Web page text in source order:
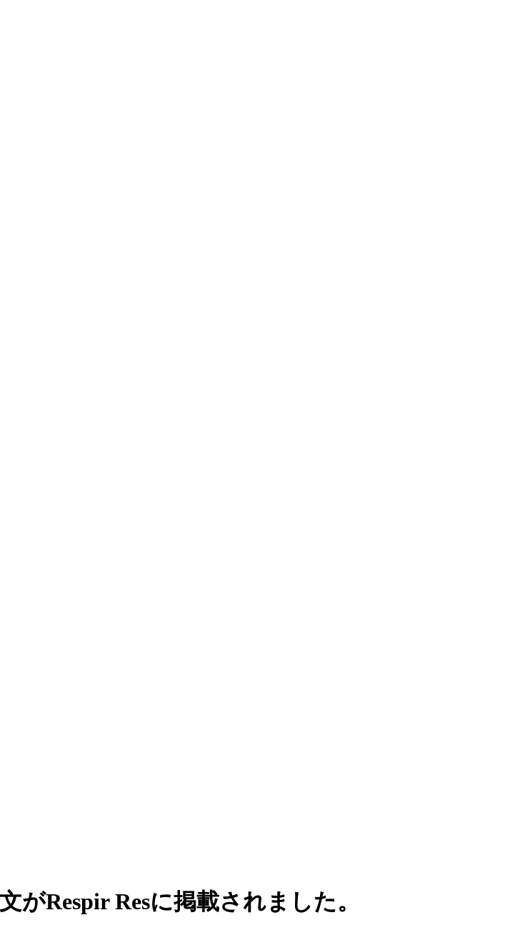
Respir Resに掲載されました。